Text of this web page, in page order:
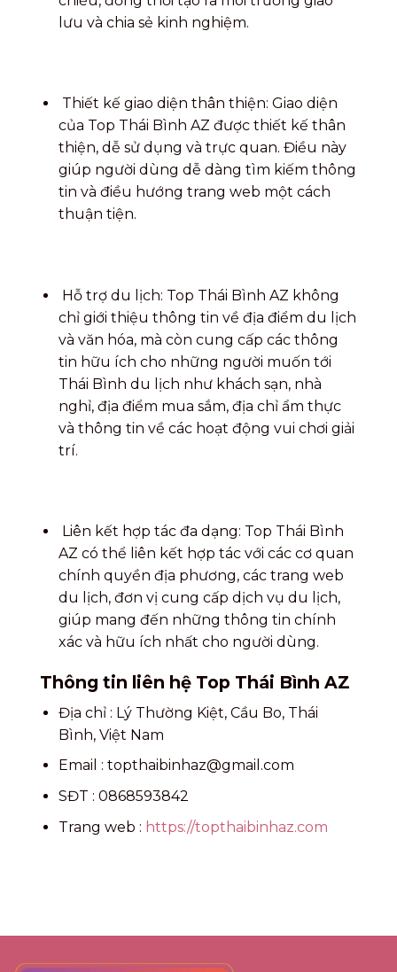
lưu và chia sẻ kinh nghiệm.
Thiết kế giao diện thân thiện: Giao diện
của Top Thái Bình AZ được thiết kế thân
thiện, dễ sử dụng và trực quan. Điều này
giúp người dùng dễ dàng tìm kiếm thông
tin và điều hướng trang web một cách
thuận tiện.
Hỗ trợ du lịch: Top Thái Bình AZ không
chỉ giới thiệu thông tin về địa điểm du lịch
và văn hóa, mà còn cung cấp các thông
tin hữu ích cho những người muốn tới
Thái Bình du lịch như khách sạn, nhà
nghỉ, địa điểm mua sắm, địa chỉ ẩm thực
và thông tin về các hoạt động vui chơi giải
trí.
Liên kết hợp tác đa dạng: Top Thái Bình
AZ có thể liên kết hợp tác với các cơ quan
chính quyền địa phương, các trang web
du lịch, đơn vị cung cấp dịch vụ du lịch,
giúp mang đến những thông tin chính
xác và hữu ích nhất cho người dùng.
Thông tin liên hệ Top Thái Bình AZ
Địa chỉ : Lý Thường Kiệt, Cầu Bo, Thái
Bình, Việt Nam
Email : topthaibinhaz@gmail.com
SĐT : 0868593842
Trang web : https://topthaibinhaz.com